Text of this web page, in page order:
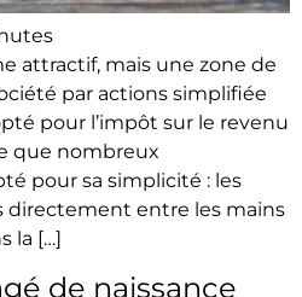
attractif, mais une zone de
par actions simplifiée
pour l’impôt sur le revenu
que nombreux
pour sa simplicité : les
directement entre les mains
la […]
de naissance